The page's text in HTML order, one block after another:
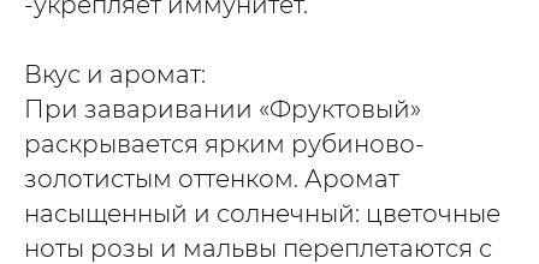
Вкус и аромат:
При заваривании «Фруктовый»
раскрывается ярким рубиново-
золотистым оттенком. Аромат
насыщенный и солнечный: цветочные
ноты розы и мальвы переплетаются с